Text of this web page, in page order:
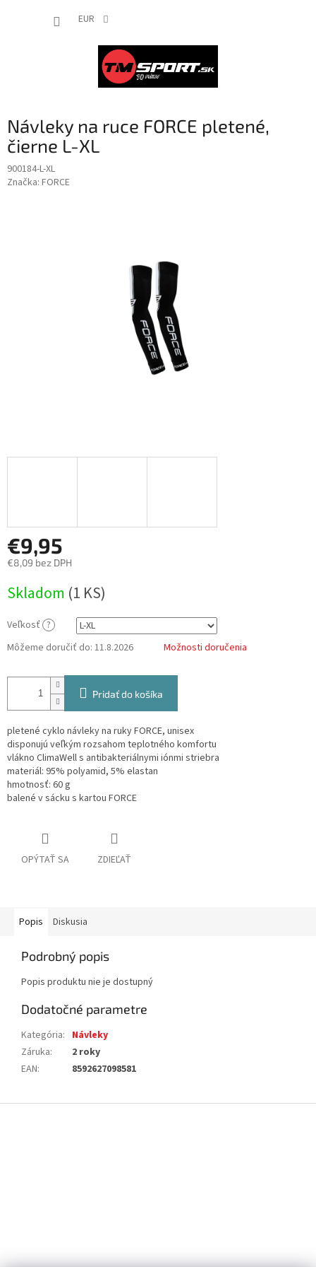
EUR
Návleky na ruce FORCE pletené,
čierne L-XL
900184-L-XL
Značka: FORCE
€9,95
€8,09 bez DPH
cena:
Skladom (1 KS)
Veľkosť ?
Môžeme doručiť do: 11.8.2026 Možnosti doručenia
Pridať do košíka
pletené cyklo návleky na ruky FORCE, unisex
disponujú veľkým rozsahom teplotného komfortu
vlákno ClimaWell s antibakteriálnymi iónmi striebra
materiál: 95% polyamid, 5% elastan
hmotnosť: 60 g
balené v sácku s kartou FORCE
OPÝTAŤ SA ZDIEĽAŤ
Popis Diskusia
Podrobný popis
Popis produktu nie je dostupný
Dodatočné parametre
Kategória: Návleky
Záruka:
2 roky
EAN: 8592627098581